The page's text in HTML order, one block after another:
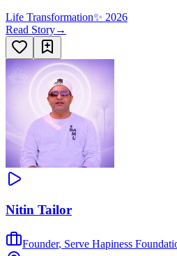
Life Transformation✨ 2026
Read Story→
Nitin Tailor
Founder, Serve Hapiness